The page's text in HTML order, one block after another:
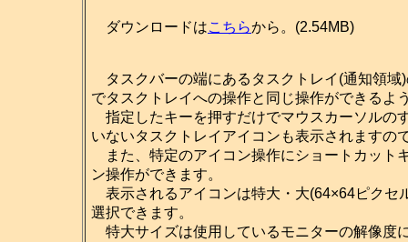
ダウンロードはこちらから。(2.54MB)
タスクバーの端にあるタスクトレイ(通知領域
でタスクトレイへの操作と同じ操作ができるよ
指定したキーを押すだけでマウスカーソルの
いないタスクトレイアイコンも表示されますの
また、特定のアイコン操作にショートカット
ン操作ができます。
表示されるアイコンは特大・大(64×64ピクセ
選択できます。
特大サイズは使用しているモニターの解像度